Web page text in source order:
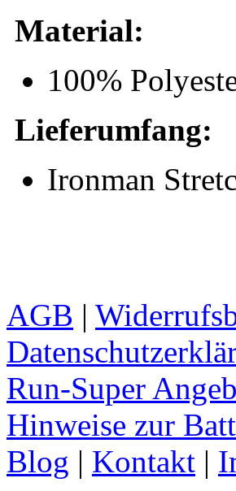
Material:
100%
Lieferumfang:
Ironman
AGB |
Run-Super
Hinweise zur
Blog | Kontakt |